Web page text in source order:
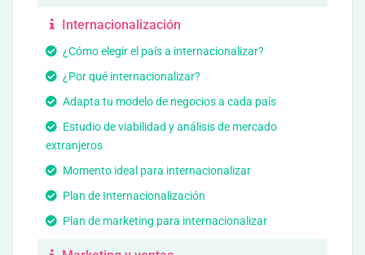
Internacionalización
¿Cómo elegir el país a internacionalizar?
¿Por qué internacionalizar?
Adapta tu modelo de negocios a cada país
Estudio de viabilidad y análisis de mercado
extranjeros
Momento ideal para internacionalizar
Plan de Internacionalización
Plan de marketing para internacionalizar